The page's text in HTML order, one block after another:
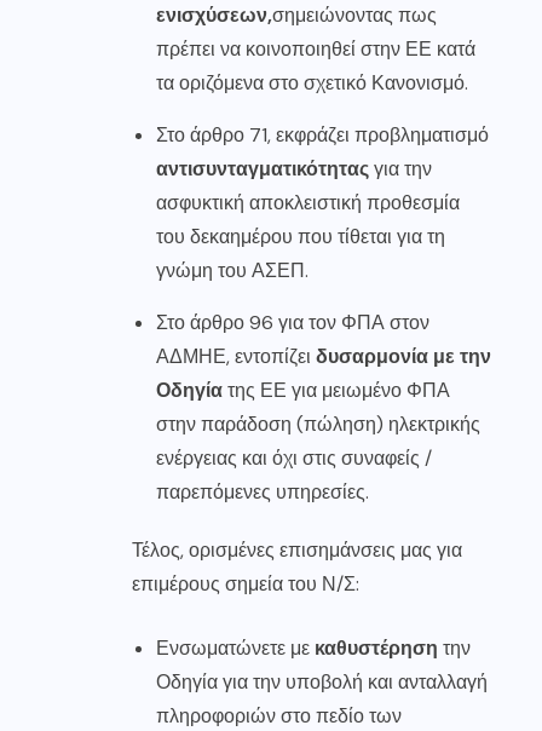
ενισχύσεων,σημειώνοντας πως
πρέπει να κοινοποιηθεί στην ΕΕ κατά
τα οριζόμενα στο σχετικό Κανονισμό.
Στο άρθρο 71, εκφράζει προβληματισμό
αντισυνταγματικότηταςγια την
ασφυκτική αποκλειστική προθεσμία
του δεκαημέρου που τίθεται για τη
γνώμη του ΑΣΕΠ.
Στο άρθρο 96 για τον ΦΠΑ στον
ΑΔΜΗΕ, εντοπίζει δυσαρμονία με την
Οδηγίατης ΕΕ για μειωμένο ΦΠΑ
στην παράδοση (πώληση) ηλεκτρικής
ενέργειας και όχι στις συναφείς /
παρεπόμενες υπηρεσίες.
Τέλος, ορισμένες επισημάνσεις μας για
επιμέρους σημεία του Ν/Σ:
Ενσωματώνετε με καθυστέρηση την
Οδηγία για την υποβολή και ανταλλαγή
πληροφοριών στο πεδίο των